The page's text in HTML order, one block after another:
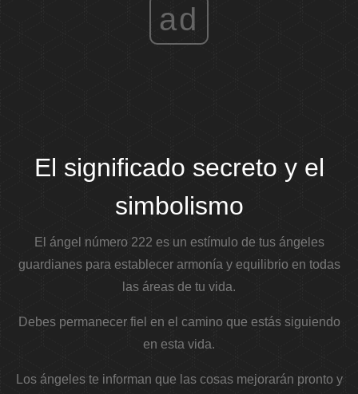
ad
El significado secreto y el
simbolismo
El ángel número 222 es un estímulo de tus ángeles
guardianes para establecer armonía y equilibrio en todas
las áreas de tu vida.
Debes permanecer fiel en el camino que estás siguiendo
en esta vida.
Los ángeles te informan que las cosas mejorarán pronto y